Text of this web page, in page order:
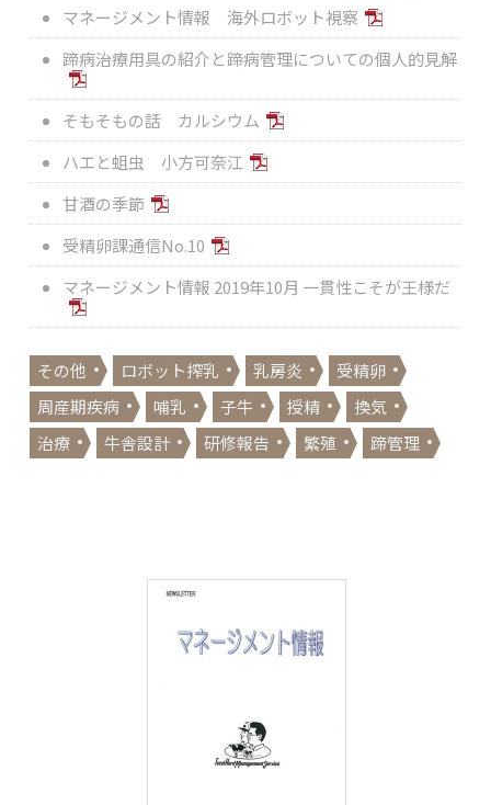
マネージメント情報 海外ロボット視察
蹄病治療用具の紹介と蹄病管理についての個人的見解
そもそもの話 カルシウム
ハエと蛆虫 小方可奈江
甘酒の季節
受精卵課通信No.10
マネージメント情報 2019年10月 一貫性こそが王様だ
その他 ロボット搾乳 乳房炎
受精卵
周産期疾病
哺乳 子牛 授精
換気
治療
牛舎設計 研修報告 繁殖 蹄管理